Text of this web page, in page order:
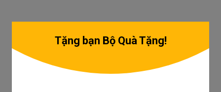
Tặng bạn Bộ Quà Tặng!